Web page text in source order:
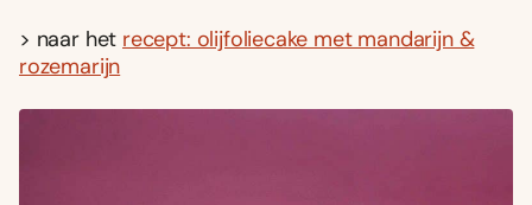
> naar het recept: olijfoliecake met mandarijn &
rozemarijn